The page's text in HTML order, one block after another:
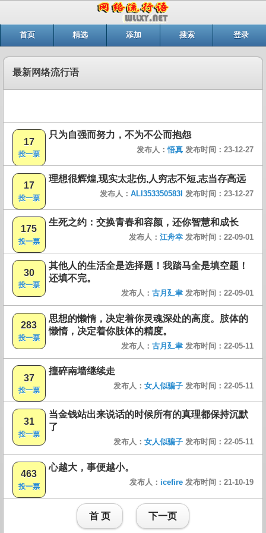
首页 精选 添加 搜索 登录
最新网络流行语
17
投一票
只为自强而努力，不为不公而抱怨
发布人：悟真 发布时间：23-12-27
17
投一票
理想很辉煌,现实太悲伤,人穷志不短,志当存高远
发布人： ALI353350583I 发布时间：23-12-27
175
投一票
生死之约：交换青春和容颜，还你智慧和成长
发布人： 江舟幸 发布时间：22-09-01
30
投一票
其他人的生活全是选择题！我踏马全是填空题！
还填不完。
发布人： 古月廴聿 发布时间：22-09-01
283
投一票
思想的懒惰，决定着你灵魂深处的高度。肢体的
懒惰，决定着你肢体的精度。
发布人： 古月廴聿 发布时间：22-05-11
37
投一票
撞碎南墙继续走
发布人： 女人似骗子 发布时间：22-05-11
31
投一票
当金钱站出来说话的时候所有的真理都保持沉默
了
发布人： 女人似骗子 发布时间：22-05-11
463
投一票
心越大，事便越小。
发布人： icefire 发布时间：21-10-19
首 页 下一页